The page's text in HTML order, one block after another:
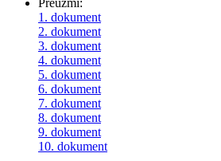
1. dokument
2. dokument
3. dokument
4. dokument
5. dokument
6. dokument
7. dokument
8. dokument
9. dokument
10. dokument